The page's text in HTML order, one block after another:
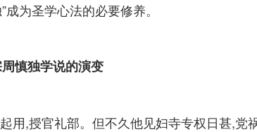
为圣学心法的必要修养。
慎独学说的演变
用,授官礼部。但不久他见妇寺专权日甚,党